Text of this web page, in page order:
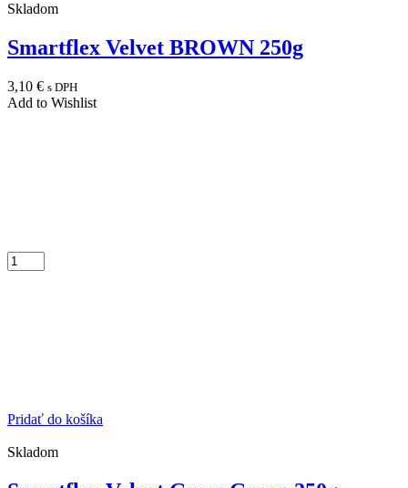
Skladom
Smartflex Velvet BROWN 250g
3,10 € s DPH
Add to Wishlist
Pridať do košíka
Skladom